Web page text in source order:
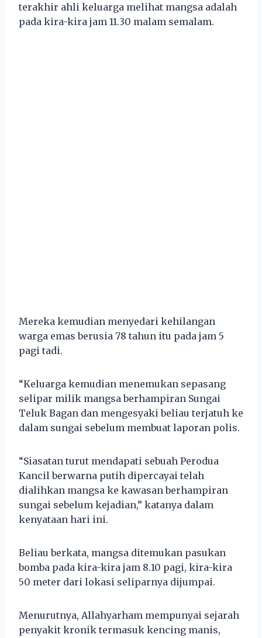
terakhir ahli keluarga melihat mangsa adalah
pada kira-kira jam 11.30 malam semalam.
Mereka kemudian menyedari kehilangan
warga emas berusia 78 tahun itu pada jam 5
pagi tadi.
“Keluarga kemudian menemukan sepasang
selipar milik mangsa berhampiran Sungai
Teluk Bagan dan mengesyaki beliau terjatuh ke
dalam sungai sebelum membuat laporan polis.
“Siasatan turut mendapati sebuah Perodua
Kancil berwarna putih dipercayai telah
dialihkan mangsa ke kawasan berhampiran
sungai sebelum kejadian,” katanya dalam
kenyataan hari ini.
Beliau berkata, mangsa ditemukan pasukan
bomba pada kira-kira jam 8.10 pagi, kira-kira
50 meter dari lokasi seliparnya dijumpai.
Menurutnya, Allahyarham mempunyai sejarah
penyakit kronik termasuk kencing manis,